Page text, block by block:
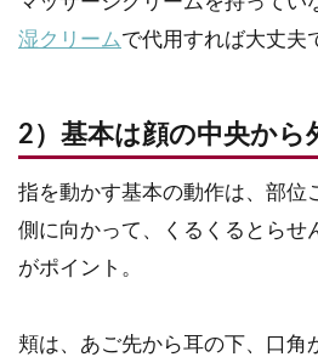
湿クリームで代用すれば大丈夫
2）基本は顔の中央から
指を動かす基本の動作は、部位
側に向かって、くるくるとらせ
がポイント。
頬は、あご先から耳の下、口角